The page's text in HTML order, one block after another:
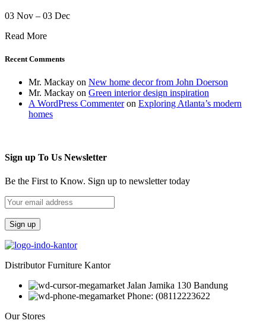
03 Nov – 03 Dec
Read More
Recent Comments
Mr. Mackay on New home decor from John Doerson
Mr. Mackay on Green interior design inspiration
A WordPress Commenteron Exploring Atlanta’s modern
homes
Sign up To Us Newsletter
Be the First to Know. Sign up to newsletter today
Distributor Furniture Kantor
Jalan Jamika 130 Bandung
Phone: (08112223622
Our Stores